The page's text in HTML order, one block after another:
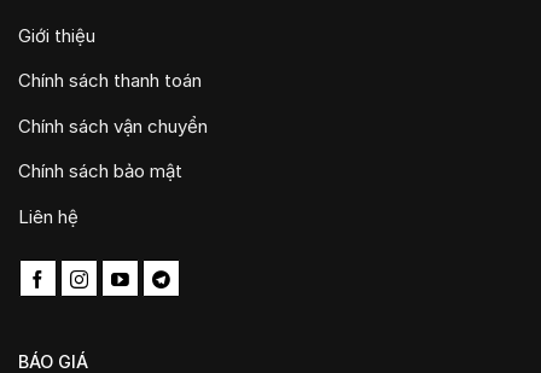
Giới thiệu
Chính sách thanh toán
Chính sách vận chuyển
Chính sách bảo mật
Liên hệ
BÁO GIÁ